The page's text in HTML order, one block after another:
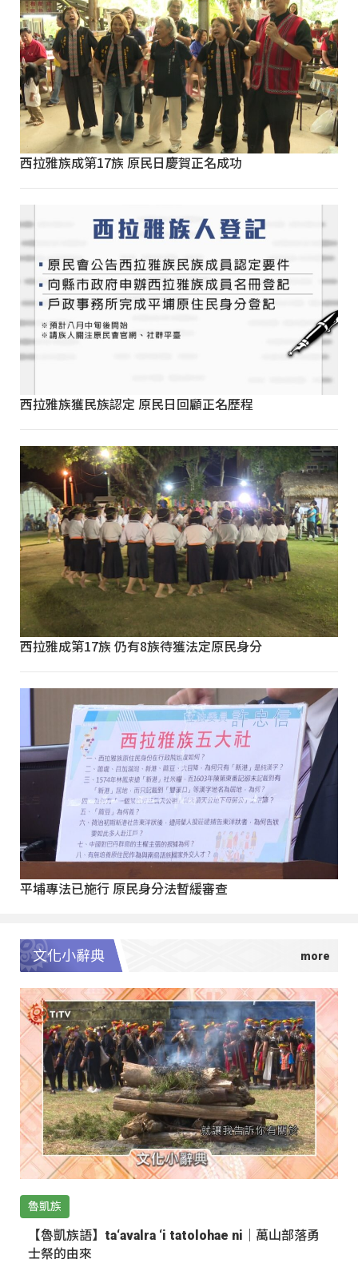
西拉雅族成第17族 原民日慶賀正名成功
西拉雅族獲民族認定 原民日回顧正名歷程
西拉雅成第17族 仍有8族待獲法定原民身分
平埔專法已施行 原民身分法暫緩審查
文化小辭典
魯凱族
【魯凱族語】ta‘avalra ‘i tatolohae ni｜萬山部落勇
士祭的由來